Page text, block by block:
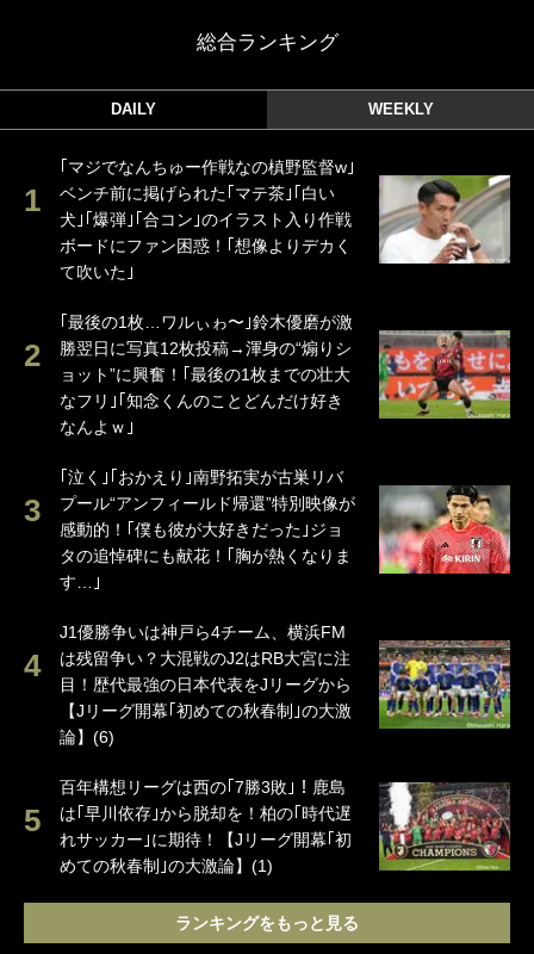
総合ランキング
DAILY WEEKLY
｢マジでなんちゅー作戦なの槙野監督w｣
ベンチ前に掲げられた｢マテ茶｣｢白い
犬｣｢爆弾｣｢合コン｣のイラスト入り作戦
ボードにファン困惑！｢想像よりデカく
て吹いた｣
｢最後の1枚…ワルぃゎ〜｣鈴木優磨が激
勝翌日に写真12枚投稿→渾身の“煽りシ
ョット”に興奮！｢最後の1枚までの壮大
なフリ｣｢知念くんのことどんだけ好き
なんよｗ｣
｢泣く｣｢おかえり｣南野拓実が古巣リバ
プール“アンフィールド帰還”特別映像が
感動的！｢僕も彼が大好きだった｣ジョ
タの追悼碑にも献花！｢胸が熱くなりま
す…｣
J1優勝争いは神戸ら4チーム、横浜FM
は残留争い？大混戦のJ2はRB大宮に注
目！歴代最強の日本代表をJリーグから
【Jリーグ開幕｢初めての秋春制｣の大激
論】(6)
百年構想リーグは西の｢7勝3敗｣！鹿島
は｢早川依存｣から脱却を！柏の｢時代遅
れサッカー｣に期待！【Jリーグ開幕｢初
めての秋春制｣の大激論】(1)
ランキングをもっと見る